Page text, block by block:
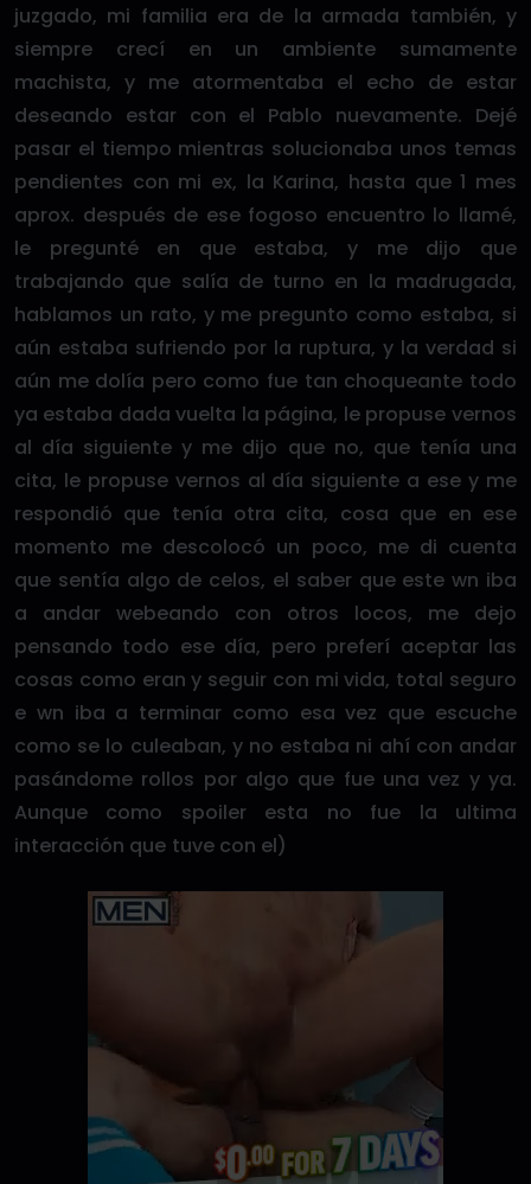
juzgado, mi familia era de la armada también, y
siempre crecí en un ambiente sumamente
machista, y me atormentaba el echo de estar
deseando estar con el Pablo nuevamente. Dejé
pasar el tiempo mientras solucionaba unos temas
pendientes con mi ex, la Karina, hasta que 1 mes
aprox. después de ese fogoso encuentro lo llamé,
le pregunté en que estaba, y me dijo que
trabajando que salía de turno en la madrugada,
hablamos un rato, y me pregunto como estaba, si
aún estaba sufriendo por la ruptura, y la verdad si
aún me dolía pero como fue tan choqueante todo
ya estaba dada vuelta la página, le propuse vernos
al día siguiente y me dijo que no, que tenía una
cita, le propuse vernos al día siguiente a ese y me
respondió que tenía otra cita, cosa que en ese
momento me descolocó un poco, me di cuenta
que sentía algo de celos, el saber que este wn iba
a andar webeando con otros locos, me dejo
pensando todo ese día, pero preferí aceptar las
cosas como eran y seguir con mi vida, total seguro
e wn iba a terminar como esa vez que escuche
como se lo culeaban, y no estaba ni ahí con andar
pasándome rollos por algo que fue una vez y ya.
Aunque como spoiler esta no fue la ultima
interacción que tuve con el)